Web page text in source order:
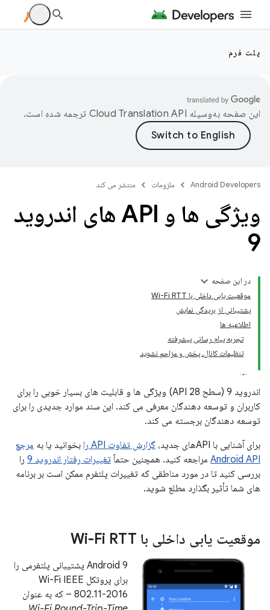
پلت فرم
این صفحه به‌وسیله ترجمه شده است.
Android Developers ملزومات منتشر می کند
ویژگی ها و API های اندروید
9
در این صفحه
موقعیت یابی داخلی با Wi-Fi RTT
پشتیبانی از بریدگی نمایش
اطلاعیه ها
تجربه پیام رسانی پیشرفته
تنظیمات کانال، پخش و مزاحم نشوید
اندروید 9 (سطح API 28) ویژگی ها و قابلیت های بسیار خوبی را برای
کاربران و توسعه دهندگان معرفی می کند. این سند موارد جدیدی را برای
توسعه دهندگان برجسته می کند.
برای آشنایی با APIهای جدید،
گزارش تفاوت API را بخوانید یا به مرجع
Android API مراجعه کنید. همچنین حتماً تغییرات رفتار اندروید 9
را
بررسی کنید تا در مورد مناطقی که تغییرات پلتفرم ممکن است بر برنامه
های شما تأثیر بگذارد مطلع شوید.
موقعیت یابی داخلی با Wi-Fi RTT
Android 9 پشتیبانی پلتفرمی را
برای پروتکل Wi-Fi IEEE
802.11-2016 – که به عنوان